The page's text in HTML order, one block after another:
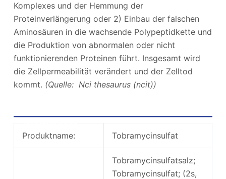
Komplexes und der Hemmung der
Proteinverlängerung oder 2) Einbau der falschen
Aminosäuren in die wachsende Polypeptidkette und
die Produktion von abnormalen oder nicht
funktionierenden Proteinen führt. Insgesamt wird
die Zellpermeabilität verändert und der Zelltod
kommt. (Quelle: Nci thesaurus (ncit))
Informationen
Produktname:
Tobramycinsulfat
Tobramycinsulfatsalz;
Tobramycinsulfat; (2s,